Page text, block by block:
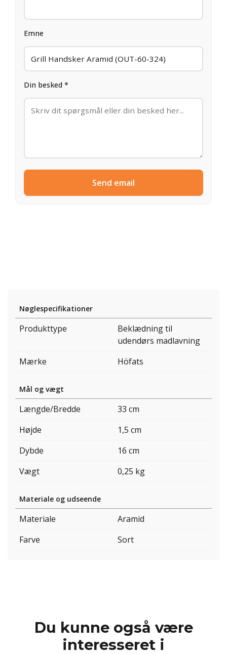
Emne
Din besked *
Send email
Nøglespecifikationer
Produkttype
Beklædning til
udendørs madlavning
Mærke
Höfats
Mål og vægt
Længde/Bredde
33 cm
Højde
1,5 cm
Dybde
16 cm
Vægt
0,25 kg
Materiale og udseende
Materiale
Aramid
Farve
Sort
Du kunne også være
interesseret i